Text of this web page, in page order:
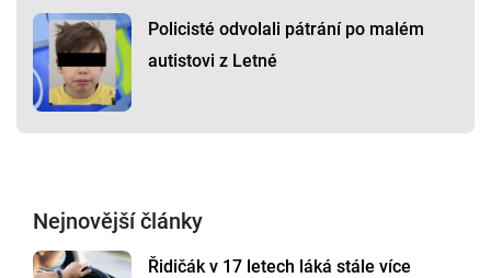
Policisté odvolali pátrání po malém
autistovi z Letné
Nejnovější články
Řidičák v 17 letech láká stále více